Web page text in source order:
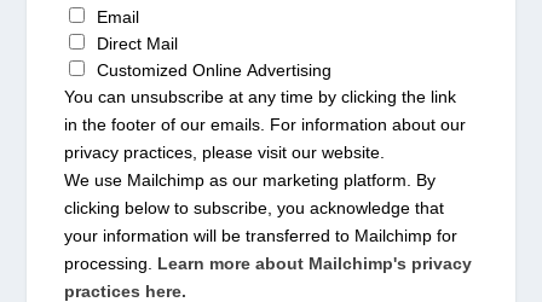
Email
Direct Mail
Customized Online Advertising
You can unsubscribe at any time by clicking the link
in the footer of our emails. For information about our
privacy practices, please visit our website.
We use Mailchimp as our marketing platform. By
clicking below to subscribe, you acknowledge that
your information will be transferred to Mailchimp for
processing. Learn more about Mailchimp's privacy
practices here.